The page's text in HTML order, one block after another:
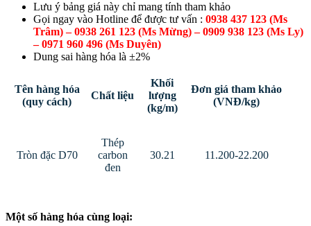
Lưu ý bảng giá này chỉ mang tính tham khảo
Gọi ngay vào Hotline để được tư vấn : 0938 437 123 (Ms
Trâm) – 0938 261 123 (Ms Mừng) – 0909 938 123 (Ms Ly)
– 0971 960 496 (Ms Duyên)
Dung sai hàng hóa là ±2%
Tên hàng hóa
(quy cách)
Chất liệu
Khối
lượng
(kg/m)
Đơn giá tham khảo
(VNĐ/kg)
Tròn đặc D70
Thép
carbon
đen
30.21 11.200-22.200
Một số hàng hóa cùng loại: